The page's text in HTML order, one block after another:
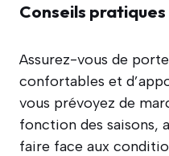
Conseils pratiques
Assurez-vous de
confortables et
vous prévoyez de
fonction des saisons,
faire face aux